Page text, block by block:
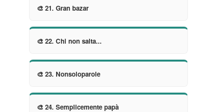
🎨 21. Gran bazar
🎨 22. Chi non salta...
🎨 23. Nonsoloparole
🎨 24. Semplicemente papà